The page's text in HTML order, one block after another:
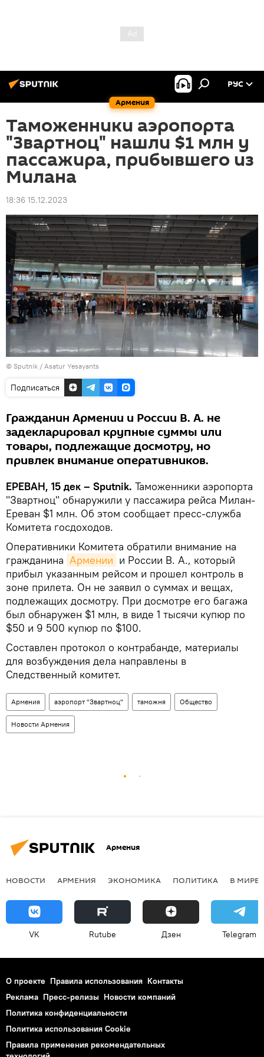
Армения
РУС
Таможенники аэропорта
"Звартноц" нашли $1 млн у
пассажира, прибывшего из
Милана
18:36 15.12.2023
© Sputnik / Asatur Yesayants
Подписаться
Гражданин Армении и России В. А. не
задекларировал крупные суммы или
товары, подлежащие досмотру, но
привлек внимание оперативников.
ЕРЕВАН, 15 дек – Sputnik. Таможенники аэропорта
"Звартноц" обнаружили у пассажира рейса Милан-
Ереван $1 млн. Об этом сообщает пресс-служба
Комитета госдоходов.
Оперативники Комитета обратили внимание на
гражданина Армении и России В. А., который
прибыл указанным рейсом и прошел контроль в
зоне прилета. Он не заявил о суммах и вещах,
подлежащих досмотру. При досмотре его багажа
был обнаружен $1 млн, в виде 1 тысячи купюр по
$50 и 9 500 купюр по $100.
Составлен протокол о контрабанде, материалы
для возбуждения дела направлены в
Следственный комитет.
Армения аэропорт "Звартноц" таможня Общество
Новости Армения
Армения
НОВОСТИ АРМЕНИЯ ЭКОНОМИКА ПОЛИТИКА В МИРЕ
VK Rutube Дзен Telegram
О проекте Правила использования Контакты
Реклама Пресс-релизы Новости компаний
Политика конфиденциальности
Политика использования Cookie
Правила применения рекомендательных